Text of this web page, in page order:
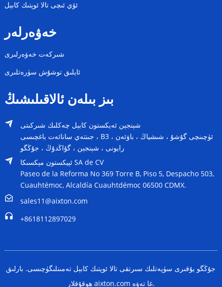
ئۆي ئىچى تالا ئوپتىك كابېل
خەۋەرلەر
شىركەت خەۋەرلىرى
ئايلىق توشۇش سۈرەتلىرى
بىز بىلەن ئالاقىلىشىڭ
شېنجېن ئەيكستون كابېل چەكلىك شىركىتى
جىنتەي سانائەت باغچىسى ، B3 ، ئۈچىنچى گۇشۇ ، شىشياڭ ، باۋئەن
رايونى ، شېنجېن ، گۇاڭدۇڭ ، جۇڭگو
ئېيكستون مېكسىكا SA de CV
Paseo de la Reforma No 369 Torre B, Piso 5, Despacho 503,
Cuauhtémoc, Alcaldía Cuauhtdémoc 06500 CDMX.
sales11@aixton.com
+8618112897029
جۇڭگو يۇقىرى سۈپەتلىك سىرتقى تالا ئوپتىك كابېل تەمىنلىگۈچىسى. بارلىق
ھوقۇقلار aixton.com غا تەۋە.